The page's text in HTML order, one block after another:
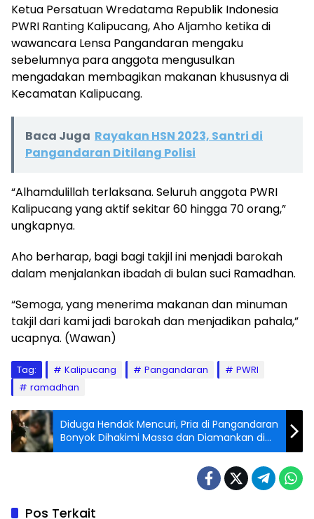
Ketua Persatuan Wredatama Republik Indonesia
PWRI Ranting Kalipucang, Aho Aljamho ketika di
wawancara Lensa Pangandaran mengaku
sebelumnya para anggota mengusulkan
mengadakan membagikan makanan khususnya di
Kecamatan Kalipucang.
Baca Juga Rayakan HSN 2023, Santri di
Pangandaran Ditilang Polisi
“Alhamdulillah terlaksana. Seluruh anggota PWRI
Kalipucang yang aktif sekitar 60 hingga 70 orang,”
ungkapnya.
Aho berharap, bagi bagi takjil ini menjadi barokah
dalam menjalankan ibadah di bulan suci Ramadhan.
“Semoga, yang menerima makanan dan minuman
takjil dari kami jadi barokah dan menjadikan pahala,”
ucapnya. (Wawan)
Tag: Kalipucang Pangandaran
PWRI
ramadhan
Diduga Hendak Mencuri, Pria di Pangandaran
Bonyok Dihakimi Massa dan Diamankan di
Kantor Polisi
Pos Terkait